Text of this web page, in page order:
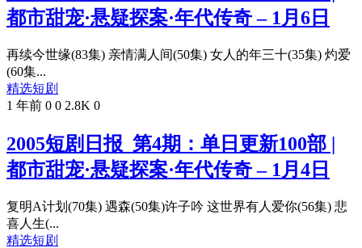
都市甜宠·悬疑探案·年代传奇 – 1月6日
再续今世缘(83集) 亲情满人间(50集) 女人的年三十(35集) 灼爱
(60集...
精选短剧
1 年前 0 0 2.8K 0
2005短剧日报_第4期：单日更新100部 |
都市甜宠·悬疑探案·年代传奇 – 1月4日
复明A计划(70集) 遇森(50集)许子吟 这世界有人爱你(56集) 悲
喜人生(...
精选短剧